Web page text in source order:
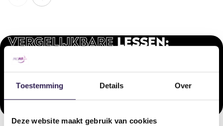
Toestemming Details Over
Deze website maakt gebruik van cookies
VERGELIJKBARELESSEN:
Onze doelgerichte arrangementen voor ieder type sporter.
INTENSCardio